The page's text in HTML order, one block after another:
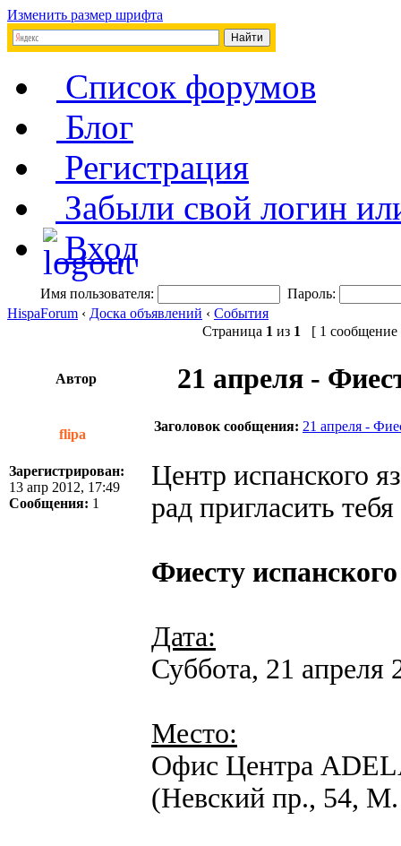
Изменить размер шрифта
Список форумов
Блог
Регистрация
Забыли свой логин
Вход
Имя пользователя:
Пароль:
HispaForum ‹ Доска объявлений ‹ События
Страница 1 из 1 [ 1 сообщение
Автор 21 апреля -
flipa
Заголовок сообщения: 21 апреля -
Зарегистрирован:
13 апр 2012, 17:49
Сообщения: 1
Центр испанского
рад пригласить
Фиесту
Дата:
Суббота, 21 апреля
Место:
Офис Центра
(Невский пр., 54,